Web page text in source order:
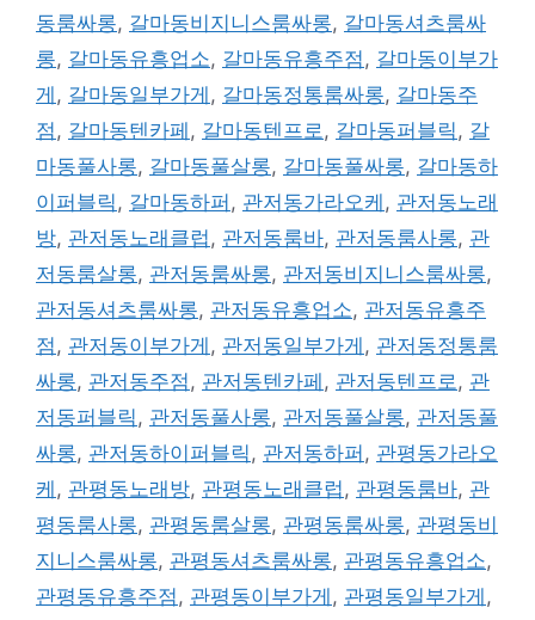
동룸싸롱, 갈마동비지니스룸싸롱, 갈마동셔츠룸싸
롱, 갈마동유흥업소, 갈마동유흥주점 , 갈마동이부가
게 , 갈마동일부가게 , 갈마동정통룸싸롱, 갈마동주
점 , 갈마동텐카페 , 갈마동텐프로 , 갈마동퍼블릭 , 갈
마동풀사롱, 갈마동풀살롱, 갈마동풀싸롱, 갈마동하
이퍼블릭 , 갈마동하퍼 , 관저동가라오케 , 관저동노래
방, 관저동노래클럽 , 관저동룸바, 관저동룸사롱, 관
저동룸살롱, 관저동룸싸롱, 관저동비지니스룸싸롱,
관저동셔츠룸싸롱, 관저동유흥업소, 관저동유흥주
점 , 관저동이부가게 , 관저동일부가게 , 관저동정통룸
싸롱, 관저동주점 , 관저동텐카페 , 관저동텐프로 , 관
저동퍼블릭 , 관저동풀사롱, 관저동풀살롱, 관저동풀
싸롱, 관저동하이퍼블릭 , 관저동하퍼 , 관평동가라오
케 , 관평동노래방, 관평동노래클럽 , 관평동룸바, 관
평동룸사롱, 관평동룸살롱, 관평동룸싸롱, 관평동비
지니스룸싸롱, 관평동셔츠룸싸롱, 관평동유흥업소,
관평동유흥주점 , 관평동이부가게 , 관평동일부가게 ,